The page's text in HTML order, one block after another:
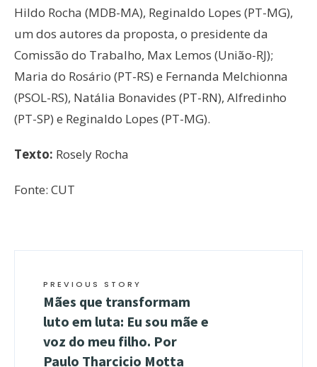
Hildo Rocha (MDB-MA), Reginaldo Lopes (PT-MG),
um dos autores da proposta, o presidente da
Comissão do Trabalho, Max Lemos (União-RJ);
Maria do Rosário (PT-RS) e Fernanda Melchionna
(PSOL-RS), Natália Bonavides (PT-RN), Alfredinho
(PT-SP) e Reginaldo Lopes (PT-MG).
Texto: Rosely Rocha
Fonte: CUT
PREVIOUS STORY
Mães que transformam
luto em luta: Eu sou mãe e
voz do meu filho. Por
Paulo Tharcicio Motta